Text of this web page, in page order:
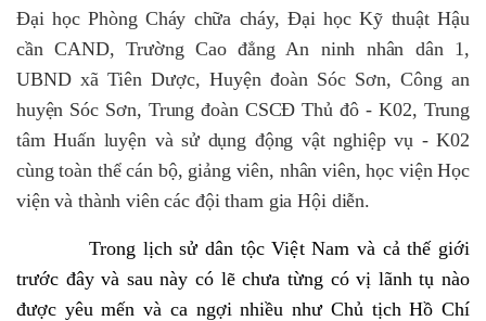
Đại học Phòng Cháy chữa cháy, Đại học Kỹ thuật Hậu
cần CAND, Trường Cao đẳng An ninh nhân dân 1,
UBND xã Tiên Dược, Huyện đoàn Sóc Sơn, Công an
huyện Sóc Sơn, Trung đoàn CSCĐ Thủ đô - K02, Trung
tâm Huấn luyện và sử dụng động vật nghiệp vụ - K02
cùng toàn thể cán bộ, giảng viên, nhân viên, học viện Học
viện và thành viên các đội tham gia Hội diễn.
Trong lịch sử dân tộc Việt Nam và cả thế giới
trước đây và sau này có lẽ chưa từng có vị lãnh tụ nào
được yêu mến và ca ngợi nhiều như Chủ tịch Hồ Chí